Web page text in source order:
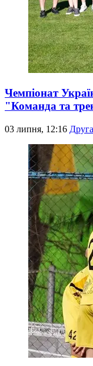
Чемпіонат
"Команда та
03 липня, 12:16